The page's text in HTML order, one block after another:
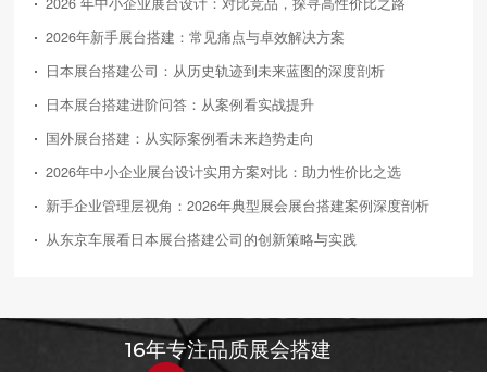
2026年新手展台搭建：常见痛点与卓效解决方案
日本展台搭建公司：从历史轨迹到未来蓝图的深度剖析
日本展台搭建进阶问答：从案例看实战提升
国外展台搭建：从实际案例看未来趋势走向
2026年中小企业展台设计实用方案对比：助力性价比之选
新手企业管理层视角：2026年典型展会展台搭建案例深度剖析
从东京车展看日本展台搭建公司的创新策略与实践
16年专注品质展会搭建